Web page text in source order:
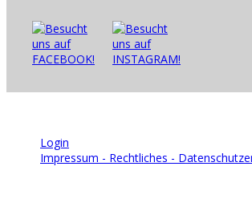
Login
Impressum - Rechtliches -